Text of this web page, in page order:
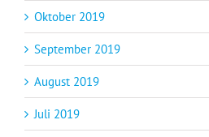
Oktober 2019
September 2019
August 2019
Juli 2019